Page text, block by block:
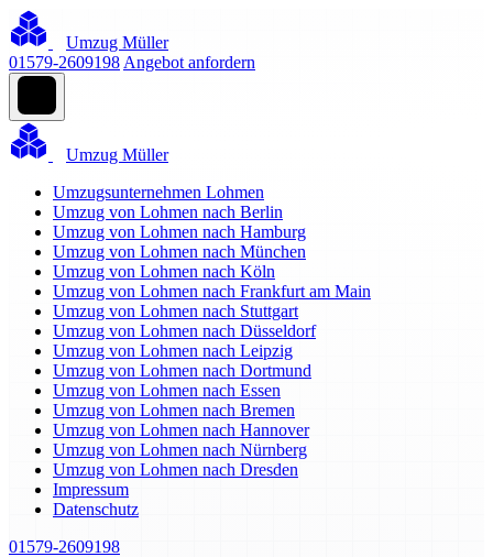
Umzug Müller
01579-2609198 Angebot anfordern
Umzug Müller
Umzugsunternehmen Lohmen
Umzug von Lohmen nach Berlin
Umzug von Lohmen nach Hamburg
Umzug von Lohmen nach München
Umzug von Lohmen nach Köln
Umzug von Lohmen nach Frankfurt am Main
Umzug von Lohmen nach Stuttgart
Umzug von Lohmen nach Düsseldorf
Umzug von Lohmen nach Leipzig
Umzug von Lohmen nach Dortmund
Umzug von Lohmen nach Essen
Umzug von Lohmen nach Bremen
Umzug von Lohmen nach Hannover
Umzug von Lohmen nach Nürnberg
Umzug von Lohmen nach Dresden
Impressum
Datenschutz
01579-2609198